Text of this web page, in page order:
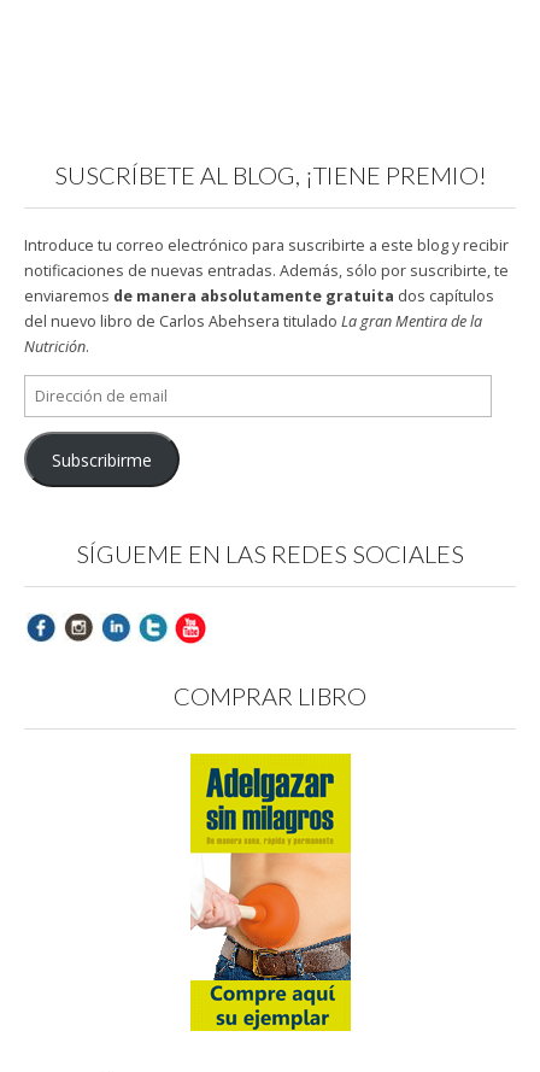
SUSCRÍBETE AL BLOG, ¡TIENE PREMIO!
Introduce tu correo electrónico para suscribirte a este blog y recibir
notificaciones de nuevas entradas. Además, sólo por suscribirte, te
enviaremos de manera absolutamente gratuita dos capítulos
del nuevo libro de Carlos Abehsera titulado La gran Mentira de la
Nutrición.
Dirección
de
email
Subscribirme
SÍGUEME EN LAS REDES SOCIALES
COMPRAR LIBRO